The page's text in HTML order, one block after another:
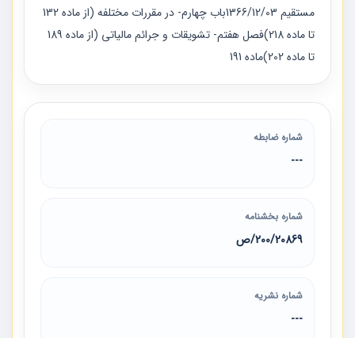
مستقیم 1366/12/03باب چهارم- در مقررات مختلفه (از ماده 132
تا ماده 218)فصل هفتم- تشویقات و جرائم مالیاتی (از ماده 189
تا ماده 202)ماده 191
شماره ضابطه
---
شماره بخشنامه
200/20869/ص
شماره نشریه
---